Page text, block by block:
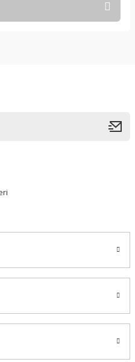
görüntülenemiyor.